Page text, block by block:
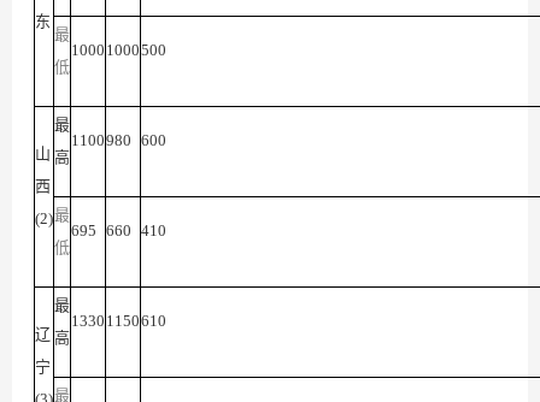
东
最
低
1000 1000500
山
西
(2)
最
高
1100980 600
最
低
695 660 410
辽
宁
最
高
1330 1150610
最